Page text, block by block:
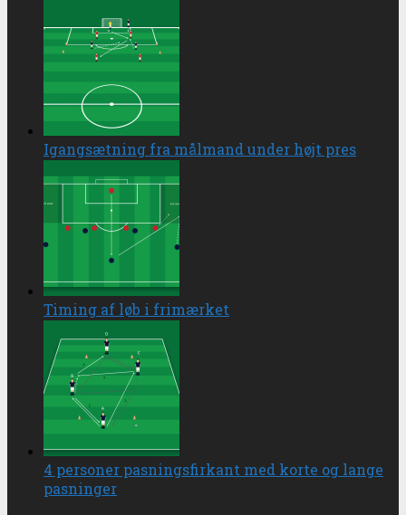
Igangsætning fra målmand under højt pres
Timing af løb i frimærket
4 personer pasningsfirkant med korte og lange
pasninger